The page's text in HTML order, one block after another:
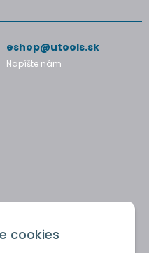
cookies
eshop@utools.sk
Napíšte nám